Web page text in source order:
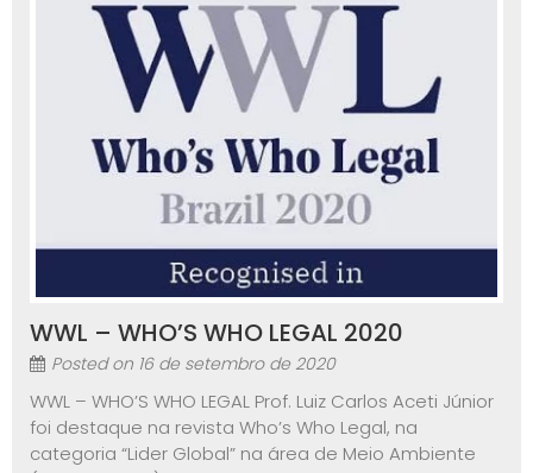
WWL – WHO’S WHO LEGAL 2020
Posted on 16 de setembro de 2020
WWL – WHO’S WHO LEGAL Prof. Luiz Carlos Aceti Júnior
foi destaque na revista Who’s Who Legal, na
categoria “Lider Global” na área de Meio Ambiente